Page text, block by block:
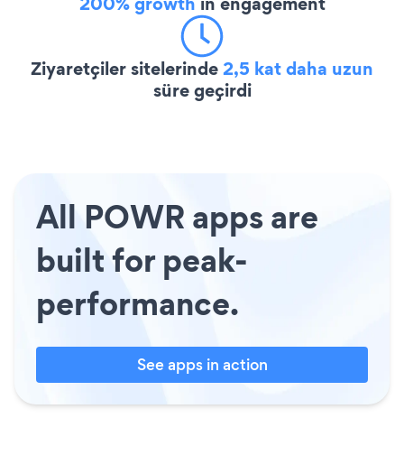
Ziyaretçiler sitelerinde2,5 kat daha uzun
süre geçirdi
All POWR apps are
built for peak-
performance.
See apps in action